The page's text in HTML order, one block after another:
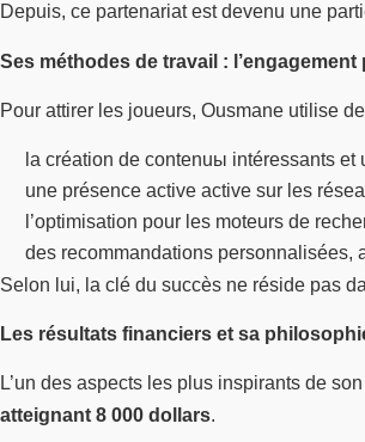
Depuis, ce partenariat est devenu une
Ses méthodes de travail :
Pour attirer les joueurs, Ousmane utilise
la création de contenuы intéressants et
une présence active active sur les
l’optimisation pour les moteurs de
des recommandations personnalisées,
Selon lui, la clé du succès ne réside pas
Les résultats financiers et sa
L’un des aspects les plus inspirants de
atteignant 8 000 dollars.